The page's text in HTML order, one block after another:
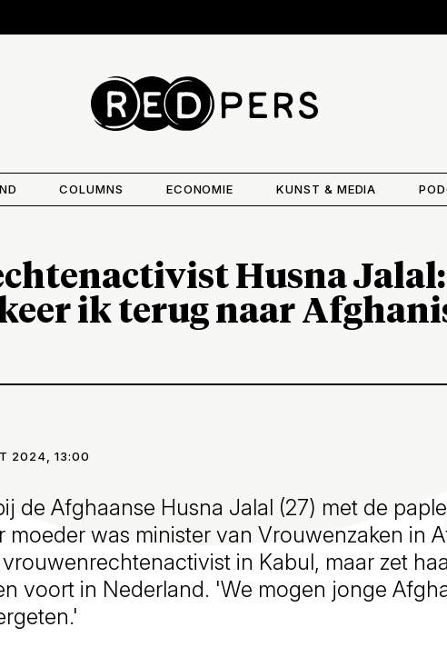
COLUMNS ECONOMIE KUNST & MEDIA
Husna Jalal:
ik terug naar
2024, 13:00
de Afghaanse Husna Jalal (27) met de
moeder was minister van Vrouwenzaken in
in Kabul, maar zet
voort in Nederland. 'We mogen jonge